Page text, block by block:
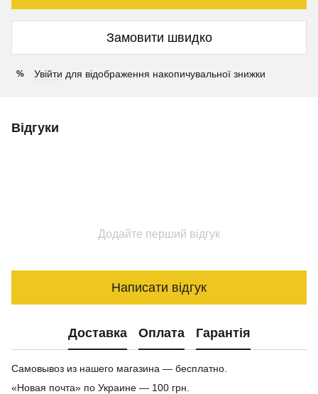
Замовити швидко
% Увійти для відображення накопичувальної знижки
Відгуки
Додайте перший відгук
Написати відгук
Доставка Оплата Гарантія
Самовывоз из нашего магазина — бесплатно.
«Новая почта» по Украине — 100 грн.